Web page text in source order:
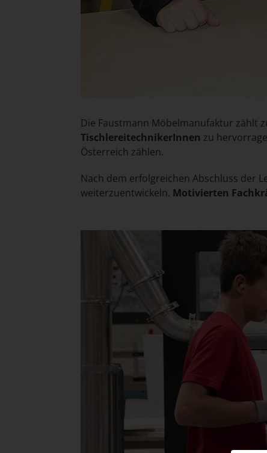
Die Faustmann Möbelmanufaktur zählt
TischlereitechnikerInnen zu
Österreich zählen.
Nach dem erfolgreichen Abschluss der
weiterzuentwickeln. Motivierten